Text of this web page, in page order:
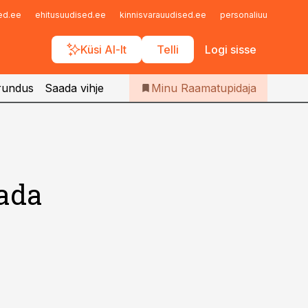
ehitusuudised.ee kinnisvarauudised.ee personaliuudised.ee
Küsi AI-lt Telli Logi sisse
Iseteenindus
Telli Raamatupidaja
Saada vihje Minu Raamatupidaja